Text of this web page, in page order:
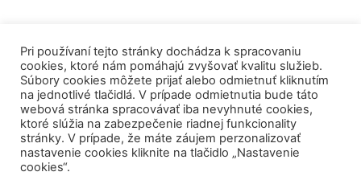
Mediálni partneri
Pri používaní tejto stránky dochádza k spracovaniu
cookies, ktoré nám pomáhajú zvyšovať kvalitu služieb.
Súbory cookies môžete prijať alebo odmietnuť kliknutím
na jednotlivé tlačidlá. V prípade odmietnutia bude táto
webová stránka spracovávať iba nevyhnuté cookies,
ktoré slúžia na zabezpečenie riadnej funkcionality
stránky. V prípade, že máte záujem perzonalizovať
nastavenie cookies kliknite na tlačidlo „Nastavenie
cookies“.